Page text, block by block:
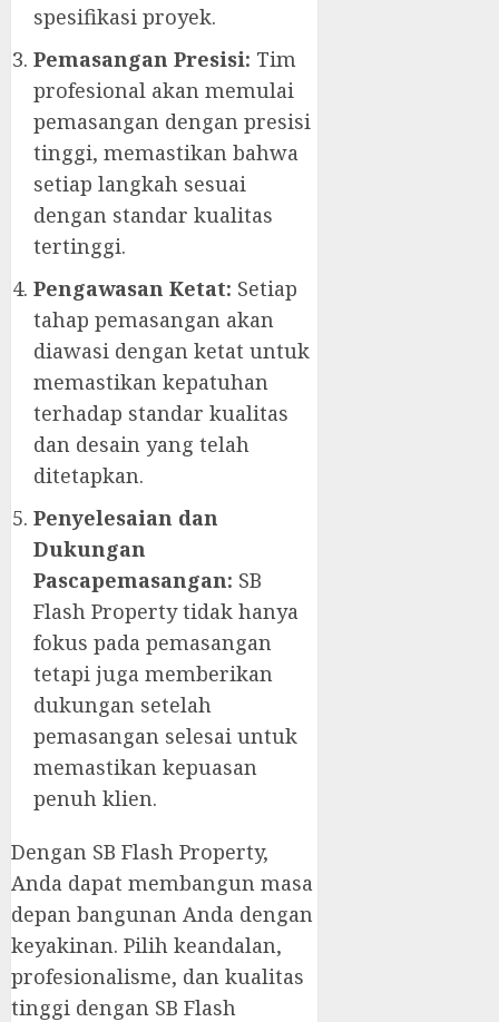
spesifikasi proyek.
Pemasangan Presisi: Tim
profesional akan memulai
pemasangan dengan presisi
tinggi, memastikan bahwa
setiap langkah sesuai
dengan standar kualitas
tertinggi.
Pengawasan Ketat: Setiap
tahap pemasangan akan
diawasi dengan ketat untuk
memastikan kepatuhan
terhadap standar kualitas
dan desain yang telah
ditetapkan.
Penyelesaian dan
Dukungan
Pascapemasangan: SB
Flash Property tidak hanya
fokus pada pemasangan
tetapi juga memberikan
dukungan setelah
pemasangan selesai untuk
memastikan kepuasan
penuh klien.
Dengan SB Flash Property,
Anda dapat membangun masa
depan bangunan Anda dengan
keyakinan. Pilih keandalan,
profesionalisme, dan kualitas
tinggi dengan SB Flash